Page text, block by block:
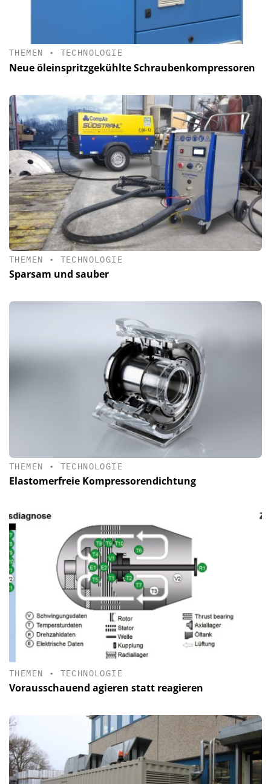
THEMEN • TECHNOLOGIE
Neue öleinspritzgekühlte Schraubenkompressoren
THEMEN • TECHNOLOGIE
Sparsam und sauber
THEMEN • TECHNOLOGIE
Elastomerfreie Kompressorendichtung
THEMEN • TECHNOLOGIE
Vorausschauend agieren statt reagieren